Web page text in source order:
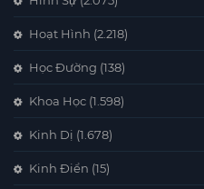
Hoạt Hình (2.218)
Học Đường (138)
Khoa Học (1.598)
Kinh Dị (1.678)
Kinh Điển (15)